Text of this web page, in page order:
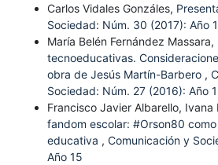
Carlos Vidales Gonzáles,
Sociedad: Núm. 30 (2017): Año
María Belén Fernández Massara,
tecnoeducativas.
obra de Jesús Martín-Barbero ,
Sociedad: Núm. 27 (2016): Año
Francisco Javier Albarello, Ivana
fandom escolar: #Orson80
educativa , Comunicación y
Año 15